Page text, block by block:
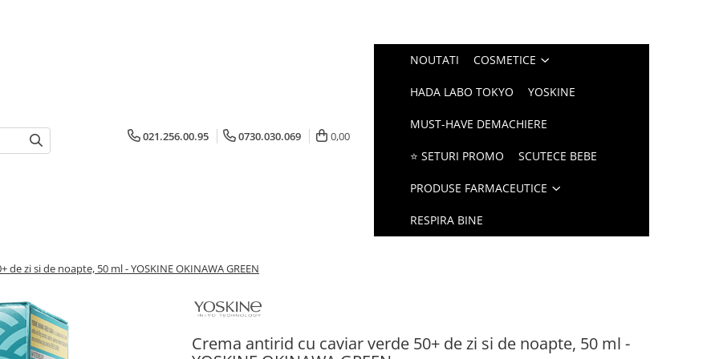
021.256.00.95 0730.030.069 0,00
NOUTATI COSMETICE
HADA LABO TOKYO YOSKINE
MUST-HAVE DEMACHIERE
⭐ SETURI PROMO SCUTECE BEBE
PRODUSE FARMACEUTICE
RESPIRA BINE
zi si de noapte, 50 ml - YOSKINE OKINAWA GREEN
Crema antirid cu caviar verde 50+ de zi si de noapte, 50 ml -